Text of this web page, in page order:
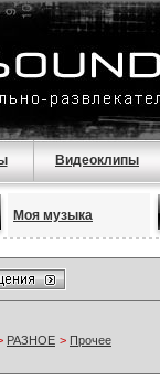
Видеоклипы
Моя музыка
РАЗНОЕ > Прочее